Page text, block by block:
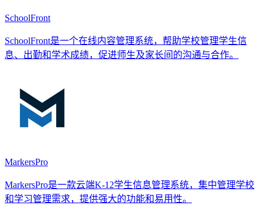
SchoolFront
SchoolFront是一个在线内容管理系统，帮助学校管理学生信
息、出勤和学术成绩，促进师生及家长间的沟通与合作。
MarkersPro
MarkersPro是一款云端K-12学生信息管理系统，集中管理学校
和学习管理需求，提供强大的功能和易用性。